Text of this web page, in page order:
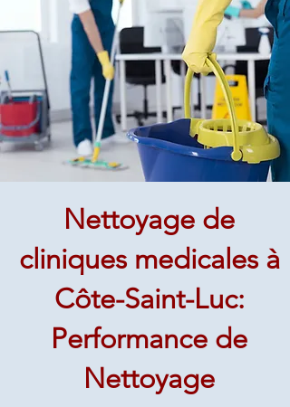
Nettoyage de
cliniques medicales à
Côte-Saint-Luc:
Performance de
Nettoyage